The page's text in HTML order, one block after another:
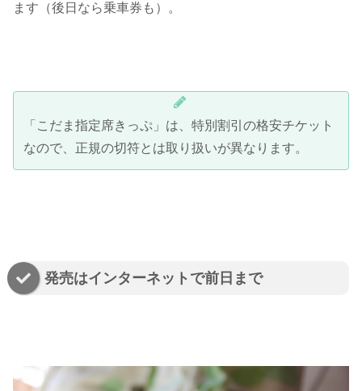
ます（後日なら乗車券も）。
「こだま指定席きっぷ」は、特別割引の格安チケット
なので、正規の切符とは取り扱いが異なります。
発売はインターネットで前日まで